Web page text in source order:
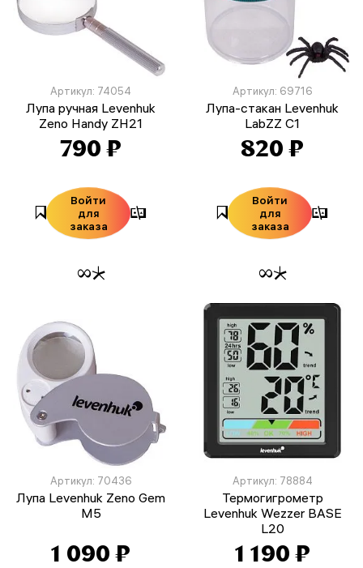
Артикул: 74054
Лупа ручная Levenhuk
Zeno Handy ZH21
790 ₽
Войти
для
заказа
Артикул: 69716
Лупа-стакан Levenhuk
LabZZ C1
820 ₽
Войти
для
заказа
Артикул: 70436
Лупа Levenhuk Zeno Gem
M5
1 090 ₽
Артикул: 78884
Термогигрометр
Levenhuk Wezzer BASE
L20
1 190 ₽